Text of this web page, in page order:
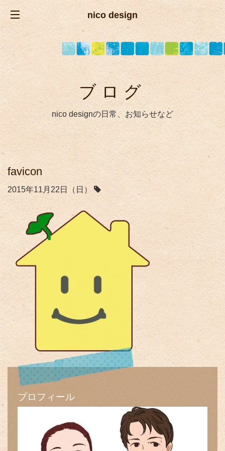
nico design
ブログ
nico designの日常、お知らせなど
favicon
2015年11月22日（日）
プロフィール